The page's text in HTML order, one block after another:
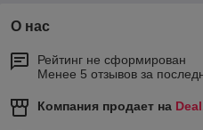
О нас
Рейтинг не сформирован
Менее 5 отзывов за
Компания продает на